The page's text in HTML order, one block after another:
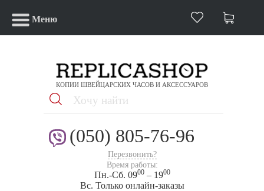
Меню
КОПИИ ШВЕЙЦАРСКИХ ЧАСОВ И АКСЕССУАРОВ
(050) 805-76-96
Перезвонить?
Время работы:
Пн.-Сб. 0900– 1900
Вс. Только онлайн-заказы